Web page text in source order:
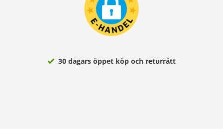
30 dagars öppet köp och returrätt